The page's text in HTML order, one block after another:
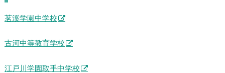
茗溪学園中学校
古河中等教育学校
江戸川学園取手中学校